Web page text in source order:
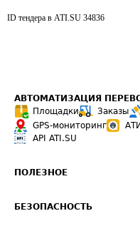
ID тендера в ATI.SU 34836
АВТОМАТИЗАЦИЯ
Площадки
Заказы
GPS-мониторинг
API ATI.SU
ПОЛЕЗНОЕ
БЕЗОПАСНОСТЬ